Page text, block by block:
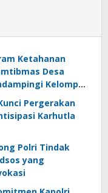
Ketahanan
Desa
Kelompok
Pergerakan
Karhutla
Polri Tindak
yang